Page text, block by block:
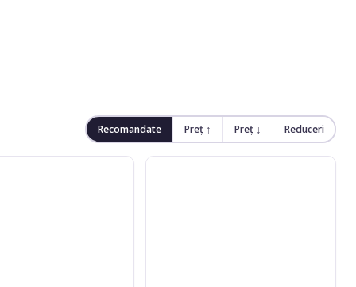
Recomandate Preț ↑ Preț ↓ Reduceri
Mega